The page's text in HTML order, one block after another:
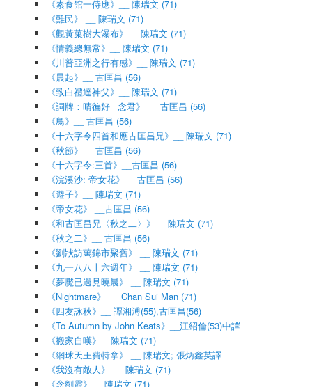
《素食館一侍應》__ 陳瑞文 (71)
《難民》 __ 陳瑞文 (71)
《觀黃菓樹大瀑布》__ 陳瑞文 (71)
《情義總無常》__ 陳瑞文 (71)
《川普亞洲之行有感》__ 陳瑞文 (71)
《晨起》__ 古匡昌 (56)
《致白禮達神父》__ 陳瑞文 (71)
《詞牌：晴徧好_ 念君》 __ 古匡昌 (56)
《鳥》__ 古匡昌 (56)
《十六字令四首和應古匡昌兄》__ 陳瑞文 (71)
《秋節》__ 古匡昌 (56)
《十六字令:三首》__古匡昌 (56)
《浣溪沙: 帝女花》__ 古匡昌 (56)
《遊子》__ 陳瑞文 (71)
《帝女花》 __古匡昌 (56)
《和古匡昌兄〈秋之二〉》__ 陳瑞文 (71)
《秋之二》__ 古匡昌 (56)
《劉狀訪萬錦市聚舊》 __ 陳瑞文 (71)
《九一八八十六週年》 __ 陳瑞文 (71)
《夢魘已過見曉晨》 __ 陳瑞文 (71)
《Nightmare》 __ Chan Sui Man (71)
《四友詠秋》__ 譚湘溥(55),古匡昌(56)
《To Autumn by John Keats》__江紹倫(53)中譯
《搬家自嘆》__陳瑞文 (71)
《網球天王費特拿》 __ 陳瑞文; 張炳鑫英譯
《我沒有敵人》 __ 陳瑞文 (71)
《念劉霞》 __陳瑞文 (71)